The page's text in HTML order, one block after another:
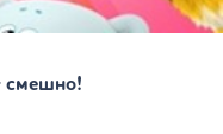
смешно!